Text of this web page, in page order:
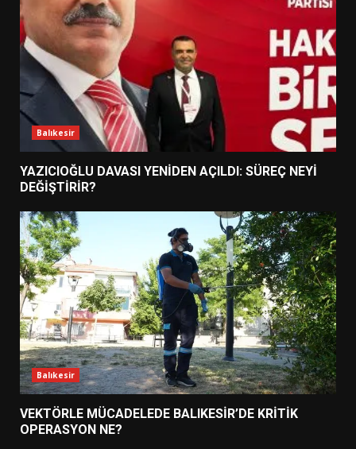
Balıkesir
YAZICIOĞLU DAVASI YENİDEN AÇILDI: SÜREÇ NEYİ
DEĞİŞTİRİR?
Balıkesir
VEKTÖRLE MÜCADELEDE BALIKESİR’DE KRİTİK
OPERASYON NE?